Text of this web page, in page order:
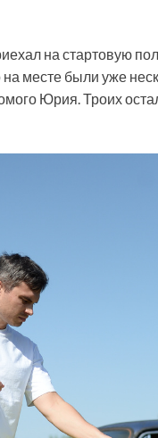
на стартовую
месте были уже
Юрия. Троих